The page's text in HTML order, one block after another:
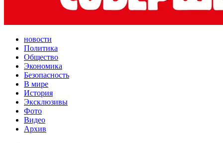
новости
Политика
Общество
Экономика
Безопасность
В мире
История
Эксклюзивы
Фото
Видео
Архив